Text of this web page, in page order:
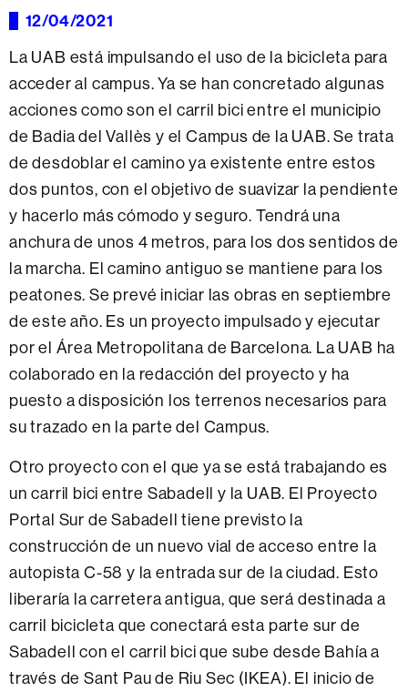
12/04/2021
La UAB está impulsando el uso de la bicicleta para
acceder al campus. Ya se han concretado algunas
acciones como son el carril bici entre el municipio
de Badia del Vallès y el Campus de la UAB. Se trata
de desdoblar el camino ya existente entre estos
dos puntos, con el objetivo de suavizar la pendiente
y hacerlo más cómodo y seguro. Tendrá una
anchura de unos 4 metros, para los dos sentidos de
la marcha. El camino antiguo se mantiene para los
peatones. Se prevé iniciar las obras en septiembre
de este año. Es un proyecto impulsado y ejecutar
por el Área Metropolitana de Barcelona. La UAB ha
colaborado en la redacción del proyecto y ha
puesto a disposición los terrenos necesarios para
su trazado en la parte del Campus.
Otro proyecto con el que ya se está trabajando es
un carril bici entre Sabadell y la UAB. El Proyecto
Portal Sur de Sabadell tiene previsto la
construcción de un nuevo vial de acceso entre la
autopista C-58 y la entrada sur de la ciudad. Esto
liberaría la carretera antigua, que será destinada a
carril bicicleta que conectará esta parte sur de
Sabadell con el carril bici que sube desde Bahía a
través de Sant Pau de Riu Sec (IKEA). El inicio de